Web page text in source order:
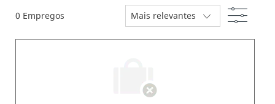
0 Empregos Filtro